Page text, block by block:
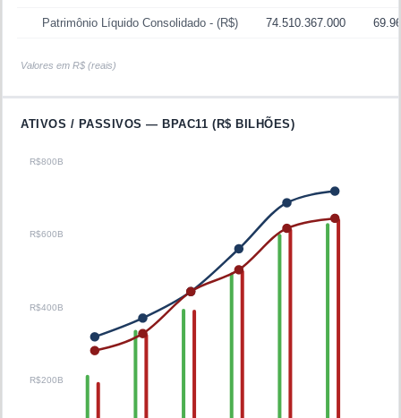
Patrimônio Líquido Consolidado - (R$) 74.510.367.000
Valores em R$ (reais)
ATIVOS / PASSIVOS — BPAC11 (R$ BILHÕES)
R$200B
R$400B
R$600B
R$800B